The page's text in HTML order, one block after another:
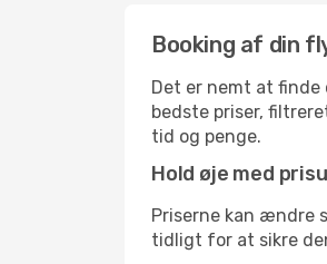
Booking af din
Det er nemt at finde
bedste priser,
tid og penge.
Hold øje med
Priserne kan ændre
tidligt for at sikre